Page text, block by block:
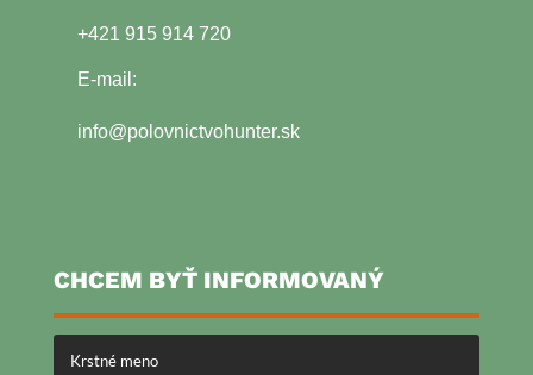
+421 915 914 720
E-mail:
info@polovnictvohunter.sk
CHCEM BYŤ INFORMOVANÝ